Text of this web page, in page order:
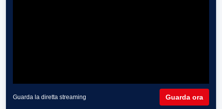
Guarda la diretta streaming Guarda ora